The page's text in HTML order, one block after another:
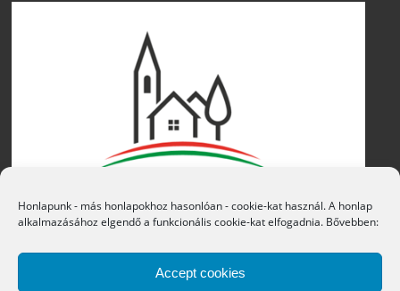
Honlapunk - más honlapokhoz hasonlóan - cookie-kat használ. A honlap
alkalmazásához elgendő a funkcionális cookie-kat elfogadnia. Bővebben:
Accept cookies